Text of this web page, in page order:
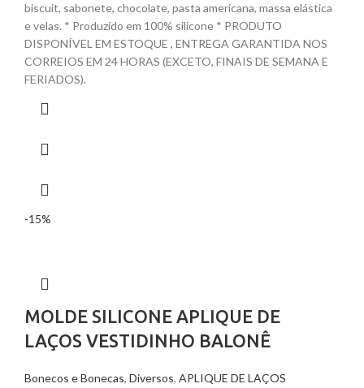
biscuit, sabonete, chocolate, pasta americana, massa elástica
e velas. * Produzido em 100% silicone * PRODUTO
DISPONÍVEL EM ESTOQUE , ENTREGA GARANTIDA NOS
CORREIOS EM 24 HORAS (EXCETO, FINAIS DE SEMANA E
FERIADOS).
-15%
MOLDE SILICONE APLIQUE DE
LAÇOS VESTIDINHO BALONÊ
Bonecos e Bonecas, Diversos, APLIQUE DE LAÇOS